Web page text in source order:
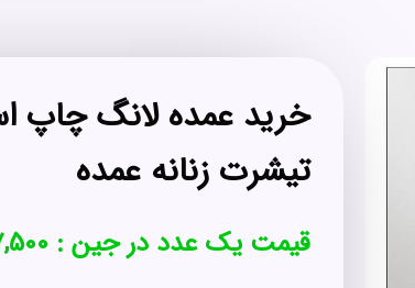
خرید عمده لانگ چاپ
تیشرت زنانه عمده
قیمت یک عدد در جین :